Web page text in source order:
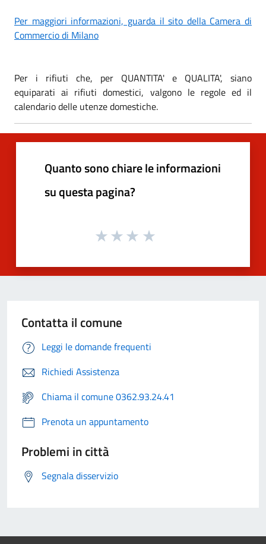
Per maggiori informazioni, guarda il sito della Camera di
Commercio di Milano
Per i rifiuti che, per QUANTITA' e QUALITA', siano
equiparati ai rifiuti domestici, valgono le regole ed il
calendario delle utenze domestiche.
Quanto sono chiare le informazioni
su questa pagina?
Contatta il comune
Leggi le domande frequenti
Richiedi Assistenza
Chiama il comune 0362.93.24.41
Prenota un appuntamento
Problemi in città
Segnala disservizio